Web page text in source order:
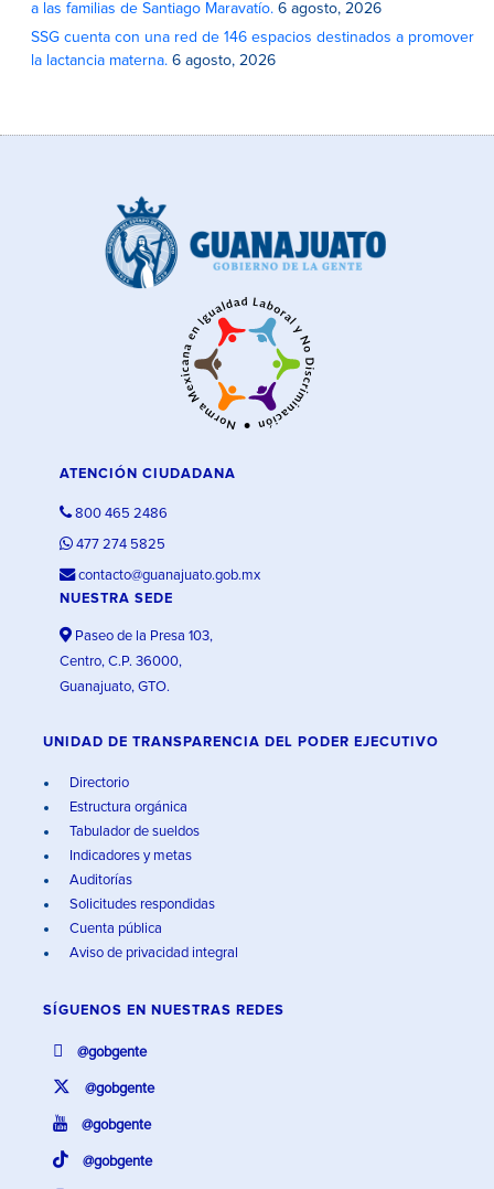
a las familias de Santiago Maravatío. 6 agosto, 2026
SSG cuenta con una red de 146 espacios destinados a promover
la lactancia materna. 6 agosto, 2026
ATENCIÓN CIUDADANA
800 465 2486
477 274 5825
contacto@guanajuato.gob.mx
NUESTRA SEDE
Paseo de la Presa 103,
Centro, C.P. 36000,
Guanajuato, GTO.
UNIDAD DE TRANSPARENCIA DEL PODER EJECUTIVO
Directorio
Estructura orgánica
Tabulador de sueldos
Indicadores y metas
Auditorías
Solicitudes respondidas
Cuenta pública
Aviso de privacidad integral
SÍGUENOS EN NUESTRAS REDES
@gobgente
@gobgente
@gobgente
@gobgente